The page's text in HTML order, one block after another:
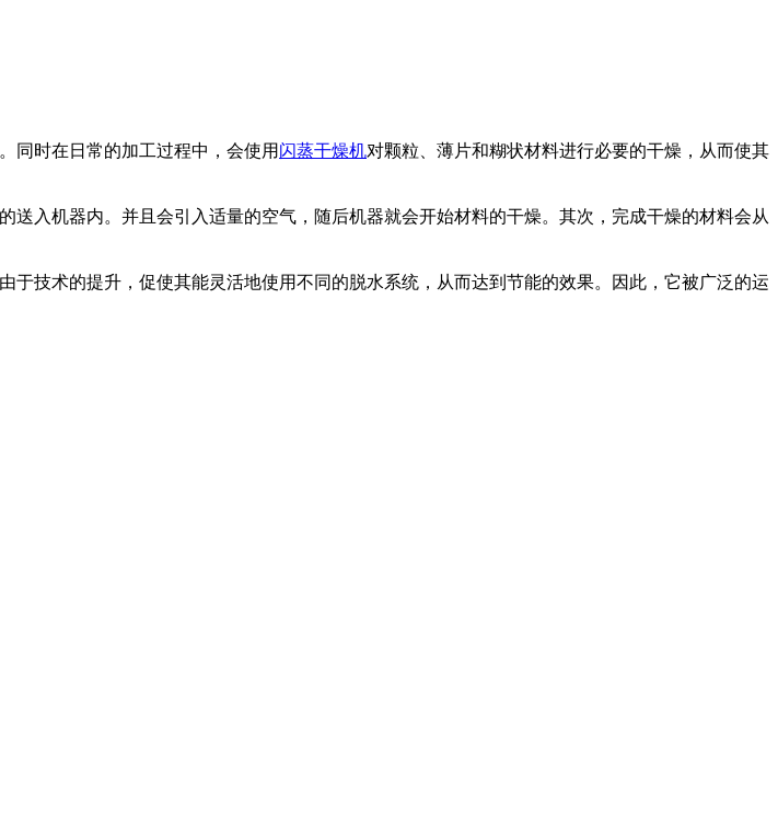
时在日常的加工过程中，会使用 闪蒸干燥机对颗粒、薄片和糊状材料进行必要的干燥，从而使其
机器内。并且会引入适量的空气，随后机器就会开始材料的干燥。其次，完成干燥的材料会从
技术的提升，促使其能灵活地使用不同的脱水系统，从而达到节能的效果。因此，它被广泛的运